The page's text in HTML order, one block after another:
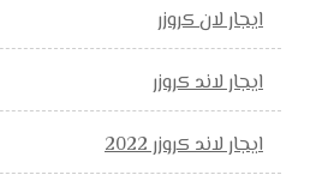
ايجار لان كروزر
ايجار لاند كروزر
ايجار لاند كروزر 2022